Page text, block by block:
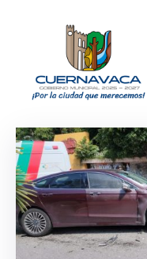
Gobierno
Turismo
Trámites
y
Servicios
Licitaciones